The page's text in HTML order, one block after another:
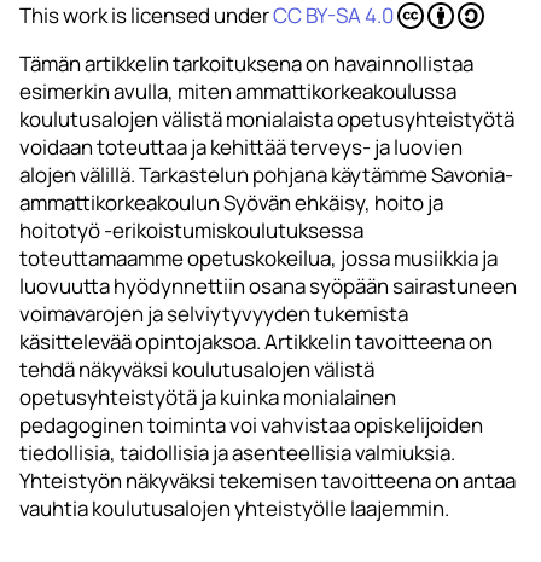
This work is licensed underCC BY-SA 4.0
Tämän artikkelin tarkoituksena on havainnollistaa
esimerkin avulla, miten ammattikorkeakoulussa
koulutusalojen välistä monialaista opetusyhteistyötä
voidaan toteuttaa ja kehittää terveys- ja luovien
alojen välillä. Tarkastelun pohjana käytämme Savonia-
ammattikorkeakoulun Syövän ehkäisy, hoito ja
hoitotyö -erikoistumiskoulutuksessa
toteuttamaamme opetuskokeilua, jossa musiikkia ja
luovuutta hyödynnettiin osana syöpään sairastuneen
voimavarojen ja selviytyvyyden tukemista
käsittelevää opintojaksoa. Artikkelin tavoitteena on
tehdä näkyväksi koulutusalojen välistä
opetusyhteistyötä ja kuinka monialainen
pedagoginen toiminta voi vahvistaa opiskelijoiden
tiedollisia, taidollisia ja asenteellisia valmiuksia.
Yhteistyön näkyväksi tekemisen tavoitteena on antaa
vauhtia koulutusalojen yhteistyölle laajemmin.